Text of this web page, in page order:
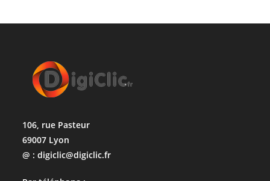
106, rue Pasteur
69007 Lyon
@ : digiclic@digiclic.fr